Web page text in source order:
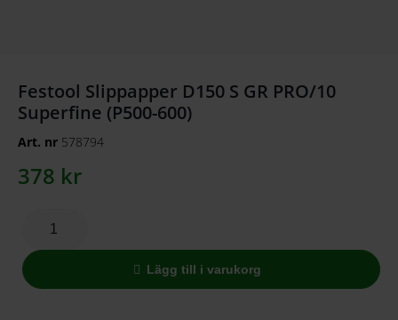
Festool Slippapper D150 S GR PRO/10
Superfine (P500-600)
Art. nr 578794
378 kr
Lägg till i varukorg